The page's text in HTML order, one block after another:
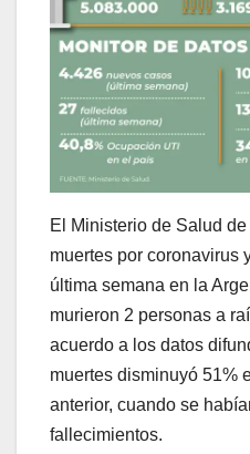
El Ministerio de Salud
muertes por coronavirus
última semana en la
murieron 2 personas a
acuerdo a los datos
muertes disminuyó 51%
anterior, cuando se
fallecimientos.